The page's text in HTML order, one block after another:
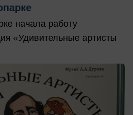
начала работу
«Удивительные артисты